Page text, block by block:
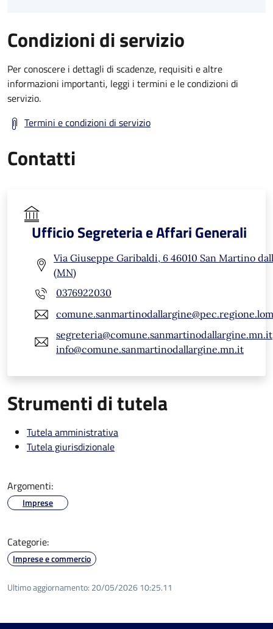
Condizioni di servizio
Per conoscere i dettagli di scadenze, requisiti e altre
informazioni importanti, leggi i termini e le condizioni di
servizio.
Termini e condizioni di servizio
Contatti
Ufficio Segreteria e Affari Generali
Via Giuseppe Garibaldi, 6 46010 San Martino
(MN)
0376922030
segreteria@comune.sanmartinodallargine.mn.it
info@comune.sanmartinodallargine.mn.it
Strumenti di tutela
Tutela amministrativa
Tutela giurisdizionale
Argomenti:
Imprese
Categorie:
Imprese e commercio
Ultimo aggiornamento: 20/05/2026 10:25.11